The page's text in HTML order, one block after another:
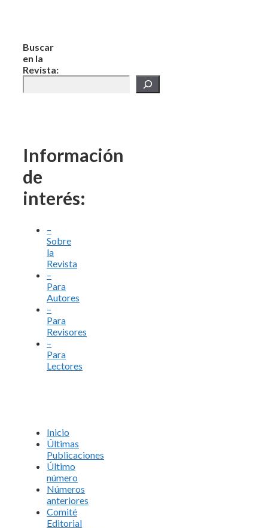
Buscar
en la
Revista:
Información
de
interés:
–
Sobre
la
Revista
–
Para
Autores
–
Para
Revisores
–
Para
Lectores
Inicio
Últimas
Publicaciones
Último
número
Números
anteriores
Comité
Editorial